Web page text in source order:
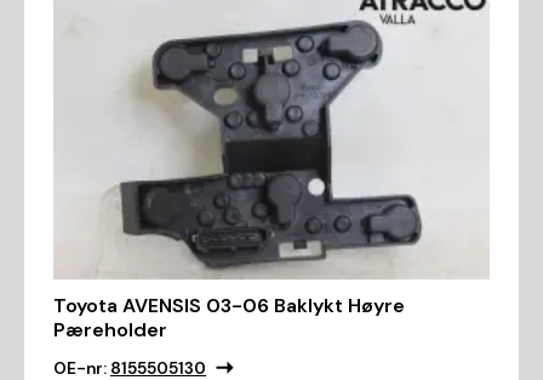
Toyota AVENSIS 03-06 Baklykt Høyre
Pæreholder
OE-nr: 8155505130